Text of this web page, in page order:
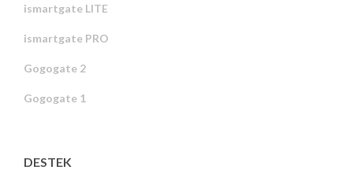
ismartgate LITE
ismartgate PRO
Gogogate 2
Gogogate 1
DESTEK